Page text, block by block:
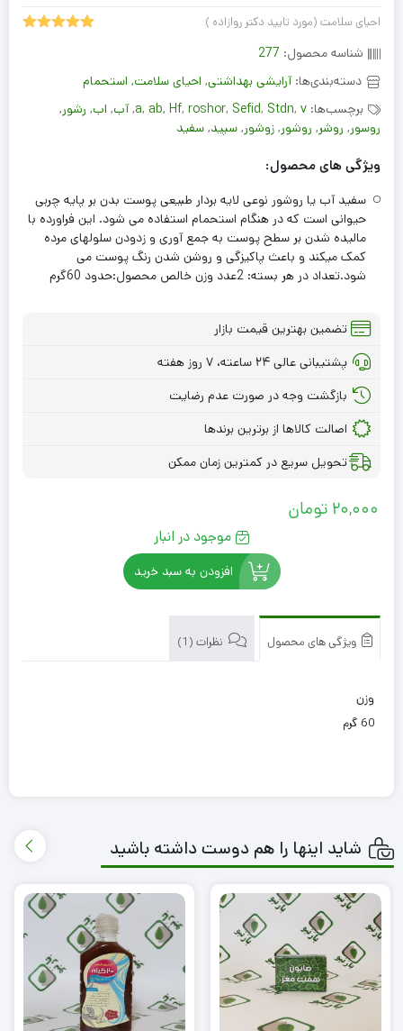
احیای سلامت (مورد تایید دکتر روازاده )
شناسه محصول: 277
دسته‌بندی‌ها:آرایشی بهداشتی, احیای سلامت, استحمام
برچسب‌ها:
a, ab, Hf, roshor, Sefid, Stdn, v
,آب, اب, رشور,
روسور, روشر, روشور, زوشور, سپید, سفید
ویژگی های محصول:
سفید آب یا روشور نوعی لایه بردار طبیعی پوست بدن بر پایه چربی
حیوانی است که در هنگام استحمام استفاده می شود. این فراورده با
مالیده شدن بر سطح پوست به جمع آوری و زدودن سلولهای مرده
کمک میکند و باعث پاکیزگی و روشن شدن رنگ پوست می
شود.تعداد در هر بسته: 2عدد وزن خالص محصول:حدود 60گرم
تضمین بهترین قیمت بازار
پشتیبانی عالی ۲۴ ساعته، ۷ روز هفته
بازگشت وجه در صورت عدم رضایت
اصالت کالاها از برترین برندها
تحویل سریع در کمترین زمان ممکن
20,000 تومان
موجود در انبار
افزودن به سبد خرید
ویژگی های محصول نظرات (1)
وزن
60 گرم
شاید اینها را هم دوست داشته باشید